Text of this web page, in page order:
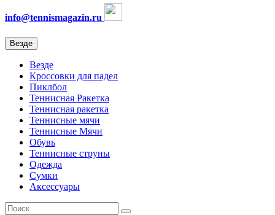
info@tennismagazin.ru
Везде
Везде
Кроссовки для падел
Пиклбол
Теннисная Ракетка
Теннисная ракетка
Теннисные мячи
Теннисные Мячи
Обувь
Теннисные струны
Одежда
Сумки
Аксессуары